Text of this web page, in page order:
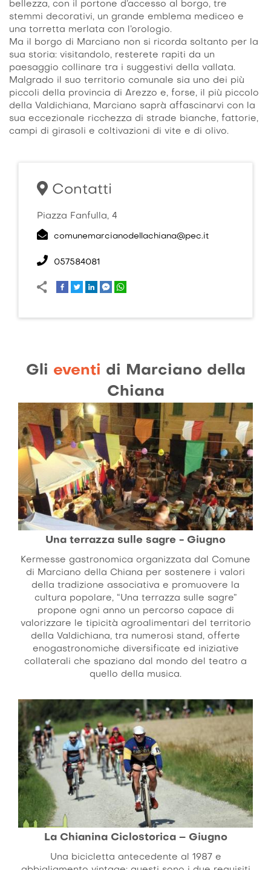
bellezza, con il portone d’accesso al borgo, tre
stemmi decorativi, un grande emblema mediceo e
una torretta merlata con l’orologio.
Ma il borgo di Marciano non si ricorda soltanto per la
sua storia: visitandolo, resterete rapiti da un
paesaggio collinare tra i suggestivi della vallata.
Malgrado il suo territorio comunale sia uno dei più
piccoli della provincia di Arezzo e, forse, il più piccolo
della Valdichiana, Marciano saprà affascinarvi con la
sua eccezionale ricchezza di strade bianche, fattorie,
campi di girasoli e coltivazioni di vite e di olivo.
Contatti
Piazza Fanfulla, 4
comunemarcianodellachiana@pec.it
057584081
Gli eventi di Marciano della
Chiana
Una terrazza sulle sagre - Giugno
Kermesse gastronomica organizzata dal Comune
di Marciano della Chiana per sostenere i valori
della tradizione associativa e promuovere la
cultura popolare, “Una terrazza sulle sagre”
propone ogni anno un percorso capace di
valorizzare le tipicità agroalimentari del territorio
della Valdichiana, tra numerosi stand, offerte
enogastronomiche diversificate ed iniziative
collaterali che spaziano dal mondo del teatro a
quello della musica.
La Chianina Ciclostorica – Giugno
Una bicicletta antecedente al 1987 e